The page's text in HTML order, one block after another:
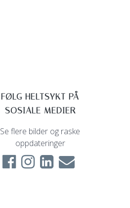
FØLG HELTSYKT PÅ
SOSIALE MEDIER
Se flere bilder og raske
oppdateringer